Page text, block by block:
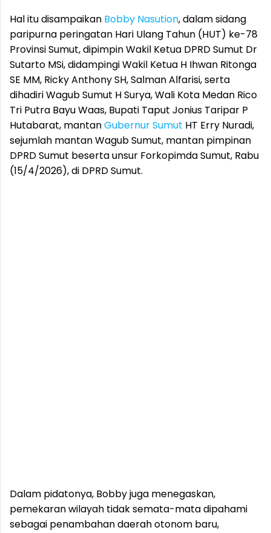
Hal itu disampaikan Bobby Nasution, dalam sidang
paripurna peringatan Hari Ulang Tahun (HUT) ke-78
Provinsi Sumut, dipimpin Wakil Ketua DPRD Sumut Dr
Sutarto MSi, didampingi Wakil Ketua H Ihwan Ritonga
SE MM, Ricky Anthony SH, Salman Alfarisi, serta
dihadiri Wagub Sumut H Surya, Wali Kota Medan Rico
Tri Putra Bayu Waas, Bupati Taput Jonius Taripar P
Hutabarat, mantanGubernur Sumut HT Erry Nuradi,
sejumlah mantan Wagub Sumut, mantan pimpinan
DPRD Sumut beserta unsur Forkopimda Sumut, Rabu
(15/4/2026), di DPRD Sumut.
Dalam pidatonya, Bobby juga menegaskan,
pemekaran wilayah tidak semata-mata dipahami
sebagai penambahan daerah otonom baru,